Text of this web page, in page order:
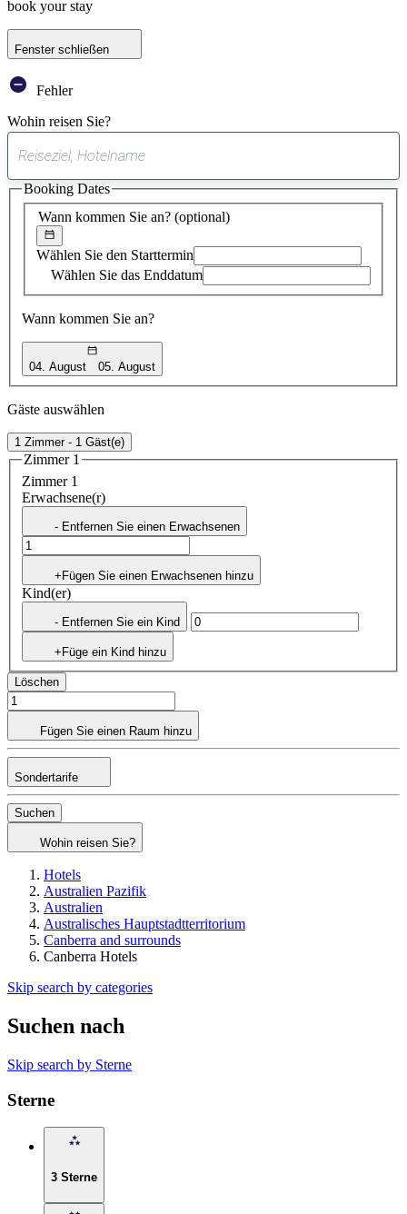
book your stay
Fenster schließen
Fehler
Wohin reisen Sie?
gefundener
Vorschlag
Wann kommen Sie an? (optional)
Wählen Sie den Starttermin
Wählen Sie das Enddatum
Wann kommen Sie an?
04. August 05. August
Booking Dates
Gäste auswählen
1 Zimmer - 1 Gäst(e)
Zimmer 1
Zimmer 1
Erwachsene(r)
- Entfernen Sie einen Erwachsenen
+Fügen Sie einen Erwachsenen hinzu
Kind(er)
- Entfernen Sie ein Kind
+Füge ein Kind hinzu
Löschen
Fügen Sie einen Raum hinzu
Sondertarife
Suchen
Wohin reisen Sie?
Hotels
Australien Pazifik
Australien
Australisches Hauptstadtterritorium
Canberra and surrounds
Canberra Hotels
Skip search by categories
Suchen nach
Skip search by Sterne
Sterne
3 Sterne